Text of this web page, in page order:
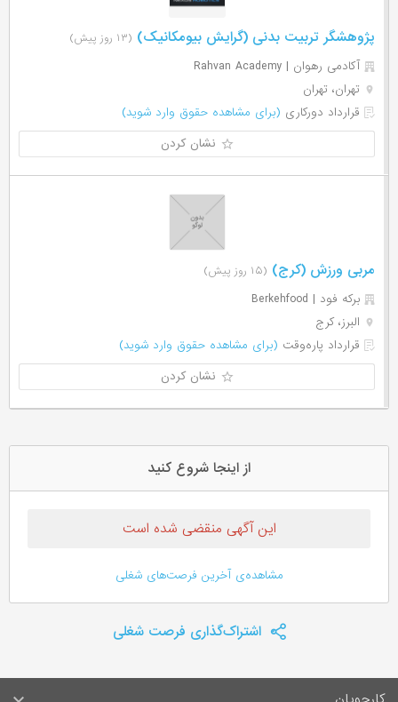
پژوهشگر تربیت بدنی (گرایش بیومکانیک) (۱۳ روز پیش)
آکادمی رهوان | Rahvan Academy
تهران، تهران
قرارداد دورکاری (برای مشاهده حقوق وارد شوید)
نشان کردن
مربی ورزش (کرج) (۱۵ روز پیش)
برکه فود | Berkehfood
البرز، کرج
قرارداد پاره‌وقت (برای مشاهده حقوق وارد شوید)
نشان کردن
از اینجا شروع کنید
این آگهی منقضی شده است
مشاهده‌ی آخرین فرصت‌های شغلی
اشتراک‌گذاری فرصت شغلی